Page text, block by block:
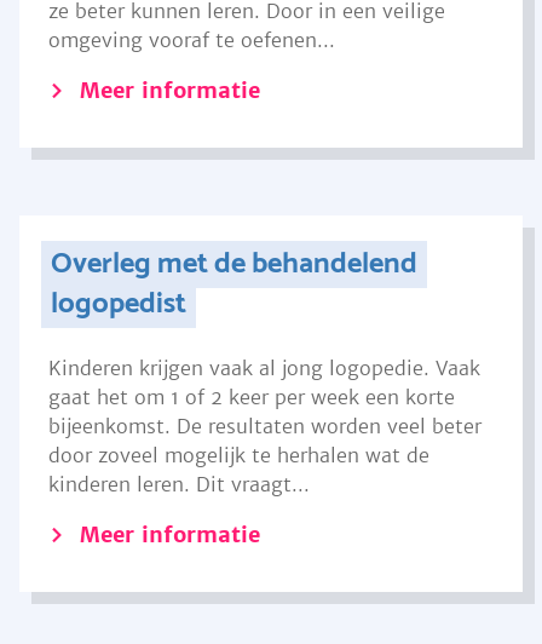
ze beter kunnen leren. Door in een veilige
omgeving vooraf te oefenen...
Meer informatie
Overleg met de behandelend
logopedist
Kinderen krijgen vaak al jong logopedie. Vaak
gaat het om 1 of 2 keer per week een korte
bijeenkomst. De resultaten worden veel beter
door zoveel mogelijk te herhalen wat de
kinderen leren. Dit vraagt...
Meer informatie